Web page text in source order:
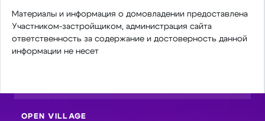
Материалы и информация о домовладении предоставлена
Участником-застройщиком, администрация сайта
ответственность за содержание и достоверность данной
информации не несет
OPEN VILLAGE